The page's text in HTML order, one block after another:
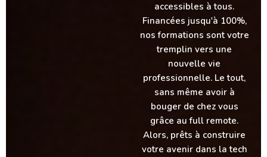
accessibles à tous.
Financées jusqu'à 100%,
nos formations sont votre
tremplin vers une
nouvelle vie
professionnelle. Le tout,
sans même avoir à
bouger de chez vous
grâce au full remote.
Alors, prêts à construire
votre avenir dans la tech